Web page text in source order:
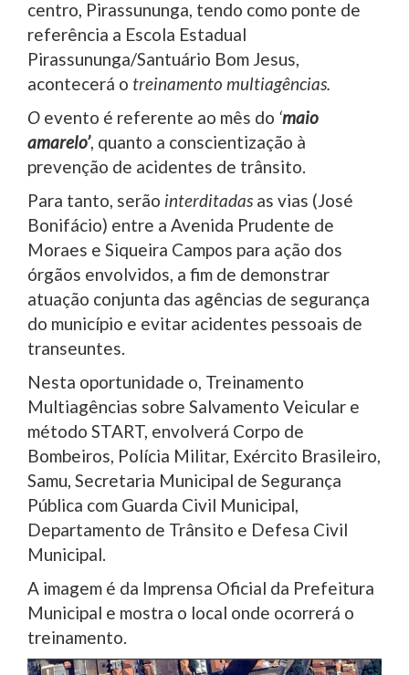
centro, Pirassununga, tendo como ponte de
referência a Escola Estadual
Pirassununga/Santuário Bom Jesus,
acontecerá o treinamento multiagências.
O evento é referente ao mês do ‘maio
amarelo’, quanto a conscientização à
prevenção de acidentes de trânsito.
Para tanto, serão interditadas as vias (José
Bonifácio) entre a Avenida Prudente de
Moraes e Siqueira Campos para ação dos
órgãos envolvidos, a fim de demonstrar
atuação conjunta das agências de segurança
do município e evitar acidentes pessoais de
transeuntes.
Nesta oportunidade o, Treinamento
Multiagências sobre Salvamento Veicular e
método START, envolverá Corpo de
Bombeiros, Polícia Militar, Exército Brasileiro,
Samu, Secretaria Municipal de Segurança
Pública com Guarda Civil Municipal,
Departamento de Trânsito e Defesa Civil
Municipal.
A imagem é da Imprensa Oficial da Prefeitura
Municipal e mostra o local onde ocorrerá o
treinamento.